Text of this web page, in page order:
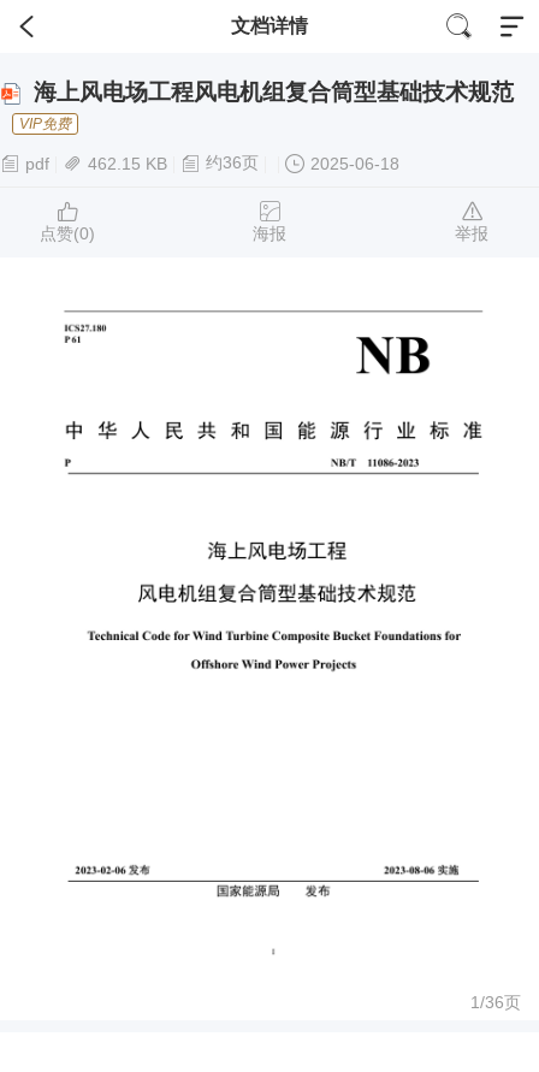
文档详情
海上风电场工程风电机组复合筒型基础技术规范
VIP免费
pdf 462.15 KB 约36页 2025-06-18
点赞(0) 海报 举报
1/36页